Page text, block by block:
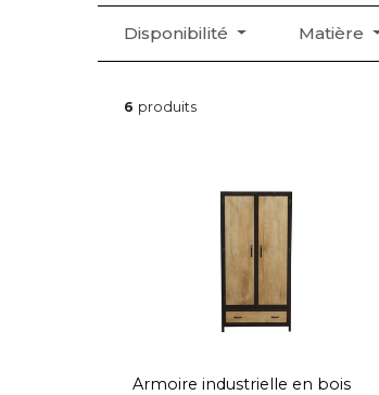
Disponibilité Matière
6 produits
Armoire industrielle en bois